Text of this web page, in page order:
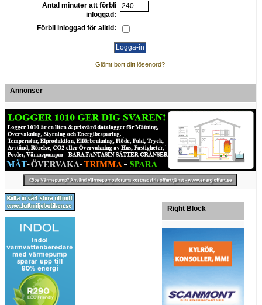
Antal minuter att förbli
inloggad:
Förbli inloggad för alltid:
Glömt bort ditt lösenord?
Annonser
Right Block